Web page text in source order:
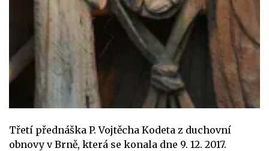
Třetí přednáška P. Vojtěcha Kodeta z duchovní
obnovy v Brně, která se konala dne 9. 12. 2017.